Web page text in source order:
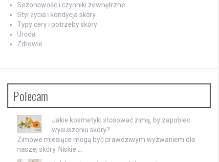
Sezonowość i czynniki zewnętrzne
Styl życia i kondycja skóry
Typy cery i potrzeby skóry
Uroda
Zdrowie
Polecam
Jakie kosmetyki stosować zimą, by zapobiec
wysuszeniu skóry?
Zimowe miesiące mogą być prawdziwym wyzwaniem dla
naszej skóry. Niskie …